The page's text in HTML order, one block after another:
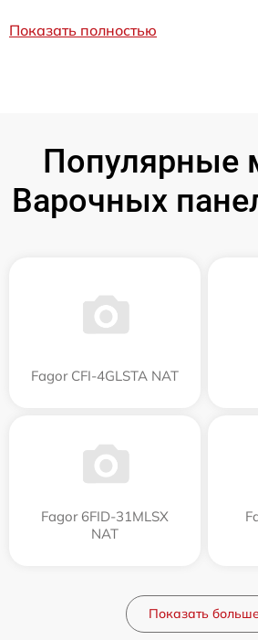
Показать полностью
Популярные
Варочных
Fagor CFI-4GLSTA NAT
Fagor 6FID-31MLSX
NAT
Показать больше